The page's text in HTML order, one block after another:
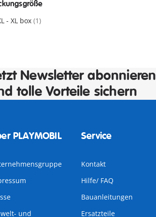
- XL box (1)
Newsletter abonnieren
tolle Vorteile sichern
PLAYMOBIL
und
Service
Kontakt
Hilfe/ FAQ
Bauanleitungen
Ersatzteile